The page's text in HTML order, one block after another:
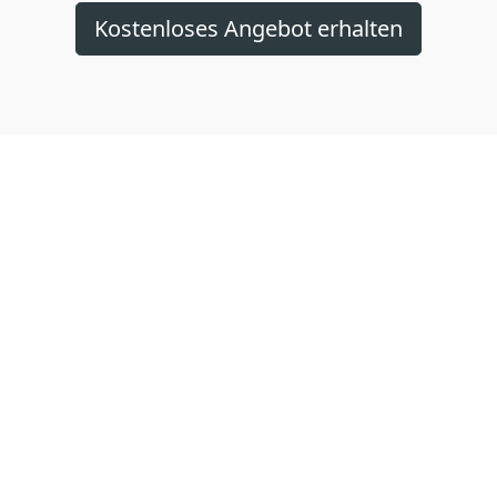
Kostenloses Angebot erhalten